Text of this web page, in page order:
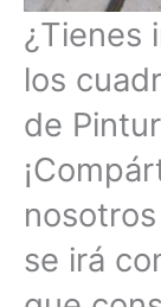
¿Tienes
los
de
nosotros
se irá